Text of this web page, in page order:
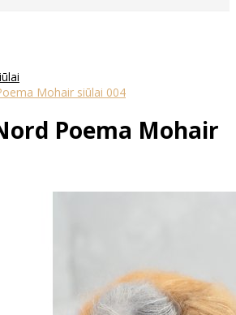
Mohair siūlai 004
Poema Mohair